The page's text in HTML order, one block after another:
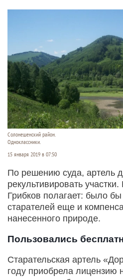
Солонешенский район.
Одноклассники.
15 января 2019 в 07:50
По решению суда, артель
рекультивировать
Грибков полагает: было
старателей еще и
нанесенного природе.
Пользовались
Старательская артель
году приобрела лицензию